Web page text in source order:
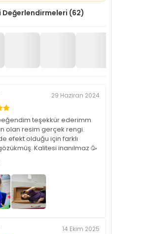
(62)
29 Haziran 2024
teşekkür ederimm
olan resim gerçek rengi.
efekt olduğu için farklı
Kalitesi inanılmaz 🥳
14 Ekim 2025